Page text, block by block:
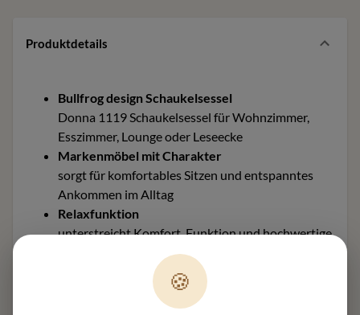
Produktdetails
Bullfrog design Schaukelsessel
Donna 1119 Schaukelsessel für Wohnzimmer,
Esszimmer, Lounge oder Leseecke
Markenmöbel mit Charakter
sorgt für komfortables Sitzen und entspanntes
Ankommen im Alltag
Relaxfunktion
unterstreicht Komfort, Funktion und hochwertige
Stimmige Proportionen
wirken ausgewogen und lassen sich gut
🍪